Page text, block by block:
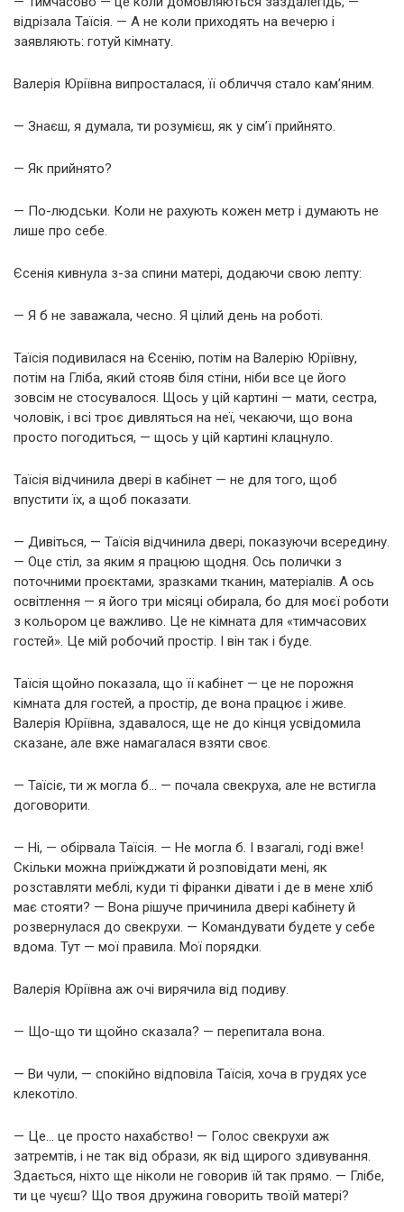
відрізала Таїсія. — А не коли приходять на вечерю і
заявляють: готуй кімнату.
Валерія Юріївна випросталася, її обличчя стало кам’яним.
— Знаєш, я думала, ти розумієш, як у сім’ї прийнято.
— Як прийнято?
— По-людськи. Коли не рахують кожен метр і думають не
лише про себе.
Єсенія кивнула з-за спини матері, додаючи свою лепту:
— Я б не заважала, чесно. Я цілий день на роботі.
Таїсія подивилася на Єсенію, потім на Валерію Юріївну,
потім на Гліба, який стояв біля стіни, ніби все це його
зовсім не стосувалося. Щось у цій картині — мати, сестра,
чоловік, і всі троє дивляться на неї, чекаючи, що вона
просто погодиться, — щось у цій картині клацнуло.
Таїсія відчинила двері в кабінет — не для того, щоб
впустити їх, а щоб показати.
— Дивіться, — Таїсія відчинила двері, показуючи всередину.
— Оце стіл, за яким я працюю щодня. Ось полички з
поточними проєктами, зразками тканин, матеріалів. А ось
освітлення — я його три місяці обирала, бо для моєї роботи
з кольором це важливо. Це не кімната для «тимчасових
гостей». Це мій робочий простір. І він так і буде.
Таїсія щойно показала, що її кабінет — це не порожня
кімната для гостей, а простір, де вона працює і живе.
Валерія Юріївна, здавалося, ще не до кінця усвідомила
сказане, але вже намагалася взяти своє.
— Таїсіє, ти ж могла б… — почала свекруха, але не встигла
договорити.
— Ні, — обірвала Таїсія. — Не могла б. І взагалі, годі вже!
Скільки можна приїжджати й розповідати мені, як
розставляти меблі, куди ті фіранки дівати і де в мене хліб
має стояти? — Вона рішуче причинила двері кабінету й
розвернулася до свекрухи. — Командувати будете у себе
вдома. Тут — мої правила. Мої порядки.
Валерія Юріївна аж очі вирячила від подиву.
— Що-що ти щойно сказала? — перепитала вона.
— Ви чули, — спокійно відповіла Таїсія, хоча в грудях усе
клекотіло.
— Це… це просто нахабство! — Голос свекрухи аж
затремтів, і не так від образи, як від щирого здивування.
Здається, ніхто ще ніколи не говорив їй так прямо. — Глібе,
ти це чуєш? Що твоя дружина говорить твоїй матері?